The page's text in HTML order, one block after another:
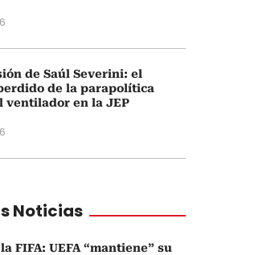
de Saúl Severini: el
de la parapolítica
ventilador en la JEP
Noticias
FIFA: UEFA “mantiene” su